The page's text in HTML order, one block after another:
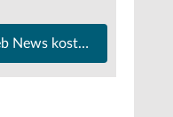
News kostenfrei